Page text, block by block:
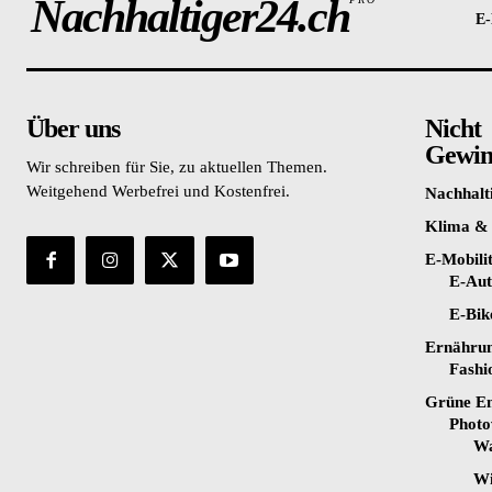
Nachhaltiger24.ch
Über uns
Wir schreiben für Sie, zu aktuellen Themen.
Weitgehend Werbefrei und Kostenfrei.
Nicht
Klima &
E-
E-
E-
Grüne